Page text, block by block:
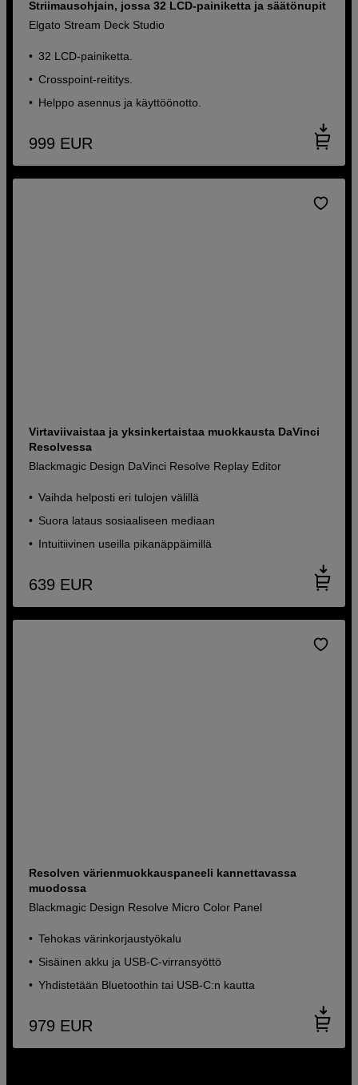
Striimausohjain, jossa 32 LCD-painiketta ja säätönupit
Elgato Stream Deck Studio
32 LCD-painiketta.
Crosspoint-reititys.
Helppo asennus ja käyttöönotto.
999 EUR
Virtaviivaistaa ja yksinkertaistaa muokkausta DaVinci
Resolvessa
Blackmagic Design DaVinci Resolve Replay Editor
Vaihda helposti eri tulojen välillä
Suora lataus sosiaaliseen mediaan
Intuitiivinen useilla pikanäppäimillä
639 EUR
Resolven värienmuokkauspaneeli kannettavassa
muodossa
Blackmagic Design Resolve Micro Color Panel
Tehokas värinkorjaustyökalu
Sisäinen akku ja USB-C-virransyöttö
Yhdistetään Bluetoothin tai USB-C:n kautta
979 EUR